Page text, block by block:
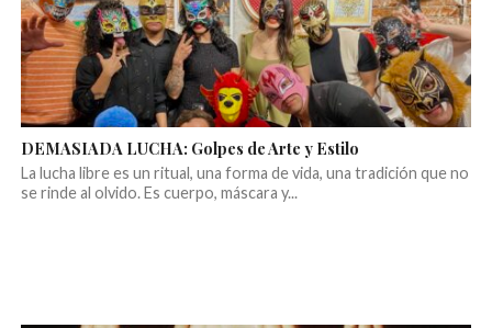
DEMASIADA LUCHA: Golpes de Arte y Estilo
La lucha libre es un ritual, una forma de vida, una tradición que no
se rinde al olvido. Es cuerpo, máscara y...